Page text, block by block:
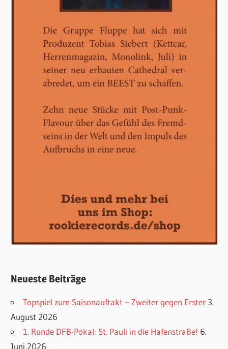
Neueste Beiträge
Topspiel zum Saisonauftakt – Zweiter gegen Erster 3.
August 2026
1. Runde DFB-Pokal: St. Pauli in die Hafenstraße! 6.
Juni 2026